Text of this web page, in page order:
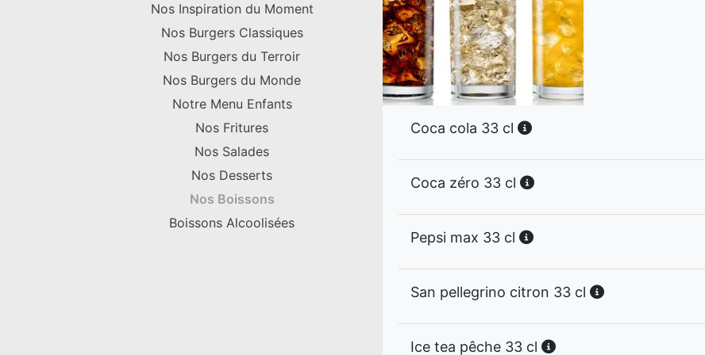
Nos Inspiration du Moment
Nos Burgers Classiques
Nos Burgers du Terroir
Nos Burgers du Monde
Notre Menu Enfants
Nos Fritures
Nos Salades
Nos Desserts
Nos Boissons
Boissons Alcoolisées
Coca cola 33 cl
Coca zéro 33 cl
Pepsi max 33 cl
San pellegrino citron 33 cl
Ice tea pêche 33 cl